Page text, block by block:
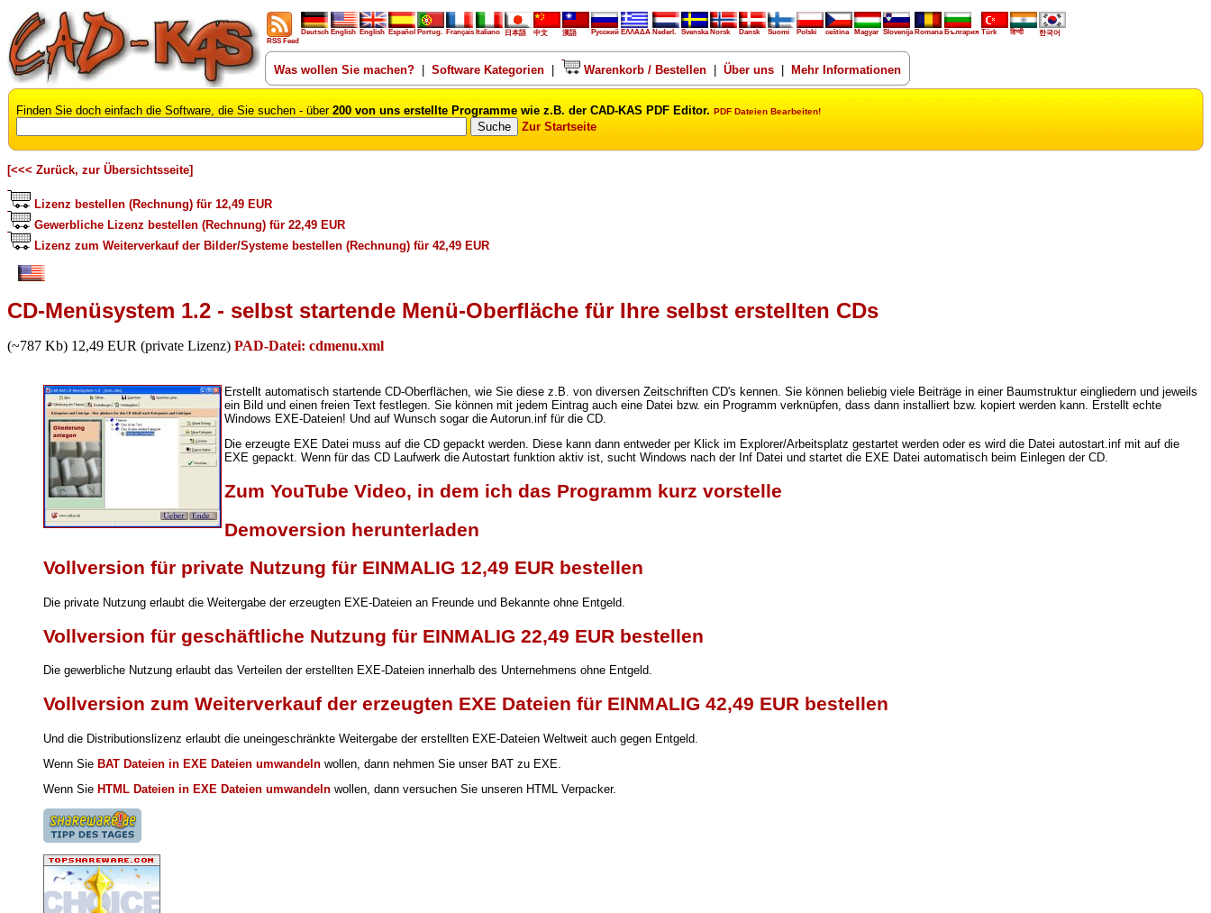
RSS Feed
Deutsch English English Español Portug. Français Italiano 日本語 中文 漢語 Русский ΕΛΛΑΔΑ Nederl. Svenska Norsk Dansk Suomi Polski ceština Magyar Slovenija Romana България Türk हिन्दी 한국어
Was wollen Sie machen? Software Kategorien Warenkorb / Bestellen| Über uns| Mehr Informationen
Finden Sie doch einfach die Software, die Sie suchen - über 200 von uns erstellte Programme wie z.B. der CAD-KAS PDF Editor. PDF Dateien Bearbeiten!
Zur Startseite
[<<< Zurück, zur Übersichtsseite]
Lizenz bestellen (Rechnung) für 12,49 EUR
Gewerbliche Lizenz bestellen (Rechnung) für 22,49 EUR
Lizenz zum Weiterverkauf der Bilder/Systeme bestellen (Rechnung) für 42,49 EUR
CD-Menüsystem 1.2 - selbst startende Menü-Oberfläche für Ihre selbst erstellten CDs
(~787 Kb) 12,49 EUR (private Lizenz) PAD-Datei: cdmenu.xml
Erstellt automatisch startende CD-Oberflächen, wie Sie diese z.B. von diversen Zeitschriften CD's kennen. Sie können beliebig viele Beiträge in einer Baumstruktur eingliedern und jeweils
ein Bild und einen freien Text festlegen. Sie können mit jedem Eintrag auch eine Datei bzw. ein Programm verknüpfen, dass dann installiert bzw. kopiert werden kann. Erstellt echte
Windows EXE-Dateien! Und auf Wunsch sogar die Autorun.inf für die CD.
Die erzeugte EXE Datei muss auf die CD gepackt werden. Diese kann dann entweder per Klick im Explorer/Arbeitsplatz gestartet werden oder es wird die Datei autostart.inf mit auf die
EXE gepackt. Wenn für das CD Laufwerk die Autostart funktion aktiv ist, sucht Windows nach der Inf Datei und startet die EXE Datei automatisch beim Einlegen der CD.
Zum YouTube Video, in dem ich das Programm kurz vorstelle
Demoversion herunterladen
Vollversion für private Nutzung für EINMALIG 12,49 EUR bestellen
Die private Nutzung erlaubt die Weitergabe der erzeugten EXE-Dateien an Freunde und Bekannte ohne Entgeld.
Vollversion für geschäftliche Nutzung für EINMALIG 22,49 EUR bestellen
Die gewerbliche Nutzung erlaubt das Verteilen der erstellten EXE-Dateien innerhalb des Unternehmens ohne Entgeld.
Vollversion zum Weiterverkauf der erzeugten EXE Dateien für EINMALIG 42,49 EUR bestellen
Und die Distributionslizenz erlaubt die uneingeschränkte Weitergabe der erstellten EXE-Dateien Weltweit auch gegen Entgeld.
Wenn Sie BAT Dateien in EXE Dateien umwandeln wollen, dann nehmen Sie unser BAT zu EXE.
Wenn Sie HTML Dateien in EXE Dateien umwandeln wollen, dann versuchen Sie unseren HTML Verpacker.